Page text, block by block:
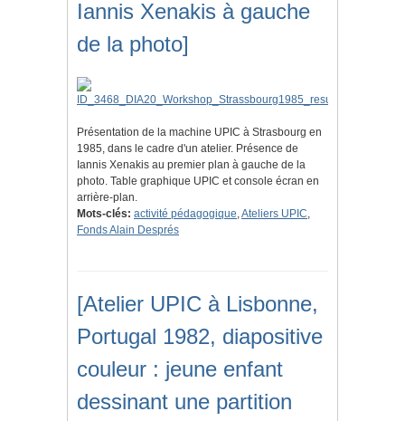
Iannis Xenakis à gauche
de la photo]
Présentation de la machine UPIC à Strasbourg en
1985, dans le cadre d'un atelier. Présence de
Iannis Xenakis au premier plan à gauche de la
photo. Table graphique UPIC et console écran en
arrière-plan.
Mots-clés: activité pédagogique,Ateliers UPIC,
Fonds Alain Després
[Atelier UPIC à Lisbonne,
Portugal 1982, diapositive
couleur : jeune enfant
dessinant une partition